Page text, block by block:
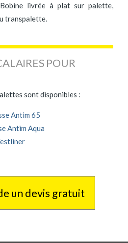
livrée à plat sur palette,
transpalette.
POUR
sont disponibles :
Antim 65
Antim Aqua
un devis gratuit